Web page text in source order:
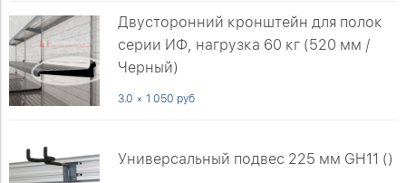
Двусторонний кронштейн для полок
серии ИФ, нагрузка 60 кг (520 мм /
Черный)
3.0 × 1 050 руб
Универсальный подвес 225 мм GH11 ()